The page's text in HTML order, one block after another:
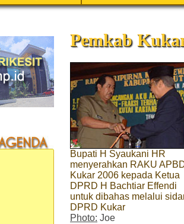
Pemkab
Bupati H Syaukani HR
menyerahkan RAKU
Kukar 2006 kepada Ketua
DPRD H Bachtiar Effendi
untuk dibahas melalui
DPRD Kukar
Photo: Joe